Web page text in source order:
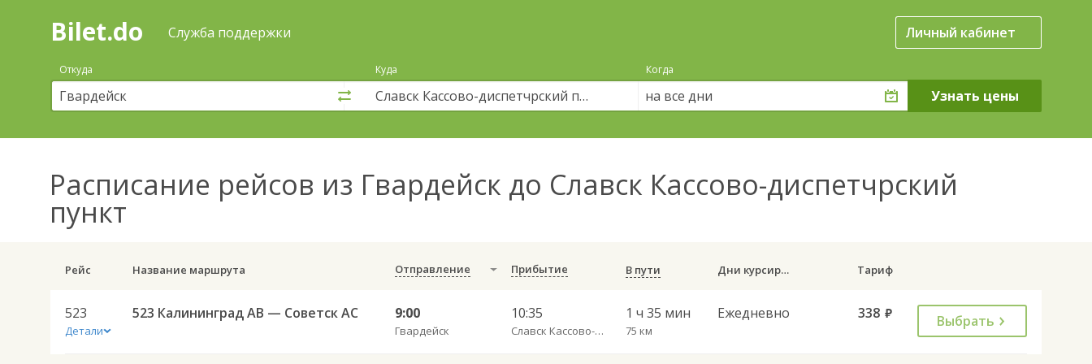
Поиск
покупка
билетов
автобус
онлайн
Bilet.do Служба поддержки Личный кабинет
Откуда Куда Когда
на все дни
Расписание рейсов из Гвардейск до Славск Кассово-диспетчрский
пункт
Рейс Название маршрута Отправление Прибытие В пути Дни курсирования Тариф
523
Детали
523 Калининград АВ — Советск АС 9:00
Гвардейск
10:35
Славск Кассово-диспетчрский пункт
1 ч 35 мин
75 км
Ежедневно 338 руб. Выбрать